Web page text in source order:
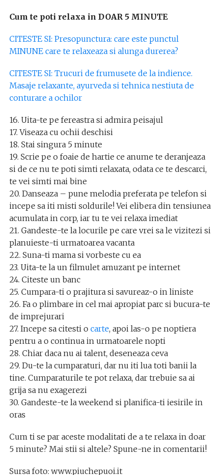
Cum te poti relaxa in DOAR 5 MINUTE
CITESTE SI: Presopunctura: care este punctul
MINUNE care te relaxeaza si alunga durerea?
CITESTE SI: Trucuri de frumusete de la indience.
Masaje relaxante, ayurveda si tehnica nestiuta de
conturare a ochilor
16. Uita-te pe fereastra si admira peisajul
17. Viseaza cu ochii deschisi
18. Stai singura 5 minute
19. Scrie pe o foaie de hartie ce anume te deranjeaza
si de ce nu te poti simti relaxata, odata ce te descarci,
te vei simti mai bine
20. Danseaza – pune melodia preferata pe telefon si
incepe sa iti misti soldurile! Vei elibera din tensiunea
acumulata in corp, iar tu te vei relaxa imediat
21. Gandeste-te la locurile pe care vrei sa le vizitezi si
planuieste-ti urmatoarea vacanta
22. Suna-ti mama si vorbeste cu ea
23. Uita-te la un filmulet amuzant pe internet
24. Citeste un banc
25. Cumpara-ti o prajitura si savureaz-o in liniste
26. Fa o plimbare in cel mai apropiat parc si bucura-te
de imprejurari
27. Incepe sa citesti o carte, apoi las-o pe noptiera
pentru a o continua in urmatoarele nopti
28. Chiar daca nu ai talent, deseneaza ceva
29. Du-te la cumparaturi, dar nu iti lua toti banii la
tine. Cumparaturile te pot relaxa, dar trebuie sa ai
grija sa nu exagerezi
30. Gandeste-te la weekend si planifica-ti iesirile in
oras
Cum ti se par aceste modalitati de a te relaxa in doar
5 minute? Mai stii si altele? Spune-ne in comentarii!
Sursa foto: www.piuchepuoi.it